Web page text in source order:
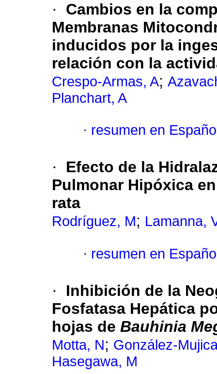
·
Cambios en la
Membranas
inducidos por la
relación con la
Crespo-Armas, A;
Planchart, A
· resumen en
·
Efecto de la
Pulmonar Hipóxica
rata
Rodríguez, M; Lamanna,
· resumen en
·
Inhibición de la
Fosfatasa Hepática
hojas de Bauhinia
Motta, N; González-
Hasegawa, M